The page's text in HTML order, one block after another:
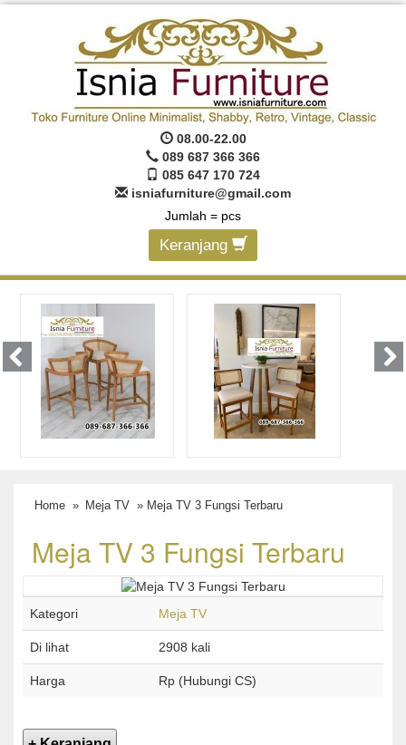
08.00-22.00
089 687 366 366
085 647 170 724
isniafurniture@gmail.com
Jumlah = pcs
Keranjang
Home » Meja TV » Meja TV 3 Fungsi Terbaru
Meja TV 3 Fungsi Terbaru
Kategori Meja TV
Di lihat 2908 kali
Harga Rp (Hubungi CS)